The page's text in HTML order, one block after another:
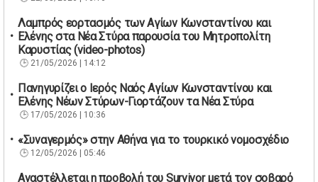
Λαμπρός εορτασμός των Αγίων Κωνσταντίνου και
Ελένης στα Νέα Στύρα παρουσία του Μητροπολίτη
Καρυστίας (video-photos)
21/05/2026 | 14:12
Πανηγυρίζει ο Ιερός Ναός Αγίων Κωνσταντίνου και
Ελένης Νέων Στύρων-Γιορτάζουν τα Νέα Στύρα
17/05/2026 | 10:36
«Συναγερμός» στην Αθήνα για το τουρκικό νομοσχέδιο
12/05/2026 | 05:46
Αναστέλλεται η προβολή του Survivor μετά τον σοβαρό